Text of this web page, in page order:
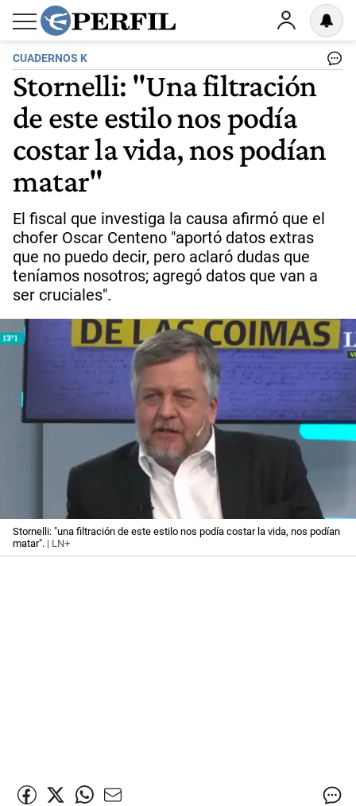
CUADERNOS K
Stornelli: "Una filtración
de este estilo nos podía
costar la vida, nos podían
matar"
El fiscal que investiga la causa afirmó que el
chofer Oscar Centeno "aportó datos extras
que no puedo decir, pero aclaró dudas que
teníamos nosotros; agregó datos que van a
ser cruciales".
Stornelli: "una filtración de este estilo nos podía costar la vida, nos podían
matar". | LN+